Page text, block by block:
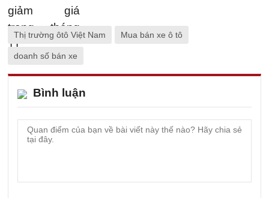
Thị trường ôtô Việt Nam Mua bán xe ô tô
doanh số bán xe
Bình luận